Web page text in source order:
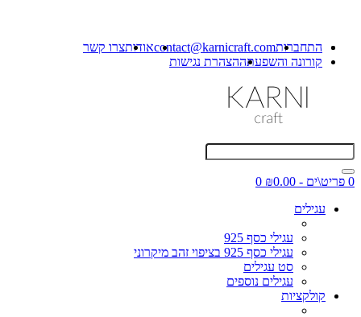
התחברותcontact@karnicraft.comאודותצרו קשר
קורונה והשפעתההצהרת נגישות
0 פריט\ים - ₪0.00
0
עגילים
עגילי כסף 925
עגילי כסף 925 בציפוי זהב מיקרוני
סט עגילים
עגילים נוספים
קולקציות